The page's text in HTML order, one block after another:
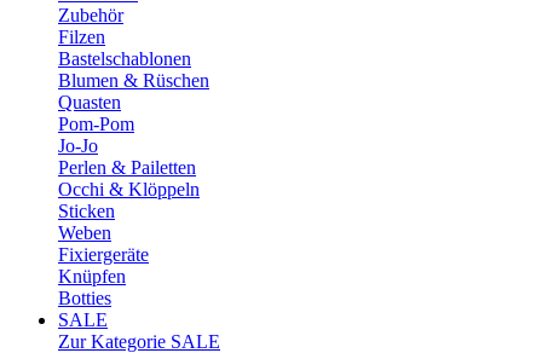
Zubehör
Filzen
Bastelschablonen
Blumen & Rüschen
Quasten
Pom-Pom
Jo-Jo
Perlen & Pailetten
Occhi & Klöppeln
Sticken
Weben
Fixiergeräte
Knüpfen
Botties
SALE
Zur Kategorie SALE